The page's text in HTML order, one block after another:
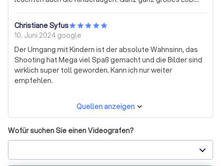
Christiane Syfus
10. Juni 2024 google
Der Umgang mit Kindern ist der absolute Wahnsinn, das
Shooting hat Mega viel Spaß gemacht und die Bilder sind
wirklich super toll geworden. Kann ich nur weiter
empfehlen.
Quellen anzeigen
Wofür suchen Sie einen Videografen?